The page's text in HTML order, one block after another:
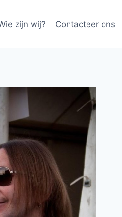
zijn wij? Contacteer ons